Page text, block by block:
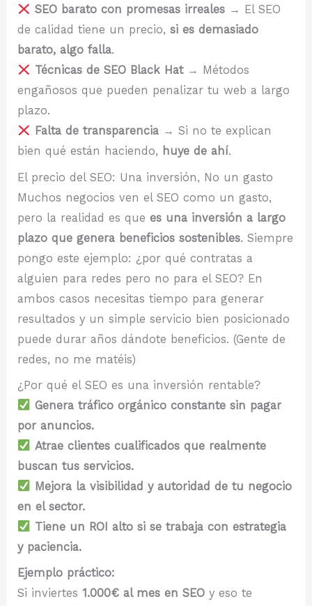
SEO barato con promesas irreales→ El SEO
de calidad tiene un precio,si es demasiado
barato, algo falla.
Técnicas de SEO Black Hat→ Métodos
engañosos que pueden penalizar tu web a largo
plazo.
Falta de transparencia→ Si no te explican
bien qué están haciendo, huye de ahí.
El precio del SEO: Una inversión, No un gasto
Muchos negocios ven el SEO como un gasto,
pero la realidad es quees una inversión a largo
plazo que genera beneficios sostenibles. Siempre
pongo este ejemplo: ¿por qué contratas a
alguien para redes pero no para el SEO? En
ambos casos necesitas tiempo para generar
resultados y un simple servicio bien posicionado
puede durar años dándote beneficios. (Gente de
redes, no me matéis)
¿Por qué el SEO es una inversión rentable?
Genera tráfico orgánico constante sin pagar
por anuncios.
Atrae clientes cualificados que realmente
buscan tus servicios.
Mejora la visibilidad y autoridad de tu negocio
en el sector.
Tiene un ROI alto si se trabaja con estrategia
y paciencia.
Ejemplo práctico:
Si inviertes1.000€ al mes en SEO y eso te